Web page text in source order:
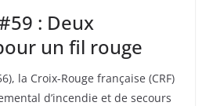
: Deux
un fil rouge
la Croix-Rouge française (CRF)
d’incendie et de secours